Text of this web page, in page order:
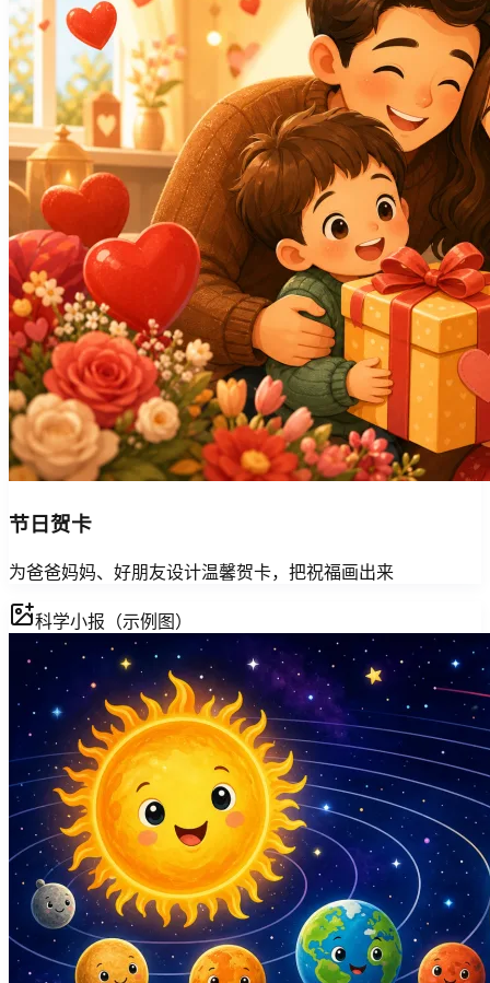
节日贺卡
为爸爸妈妈、好朋友设计温馨贺卡，把祝福画出来
科学小报（示例图）